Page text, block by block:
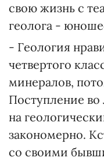
свою жизнь с
геолога -
- Геология
четвертого
минералов,
Поступление во
на
закономерно.
со своими